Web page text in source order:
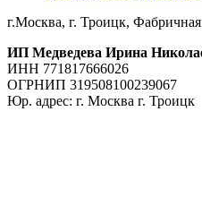
г.Москва, г. Троицк,
ИП Медведева Ирина
ИНН 771817666026
ОГРНИП 319508100239067
Юр. адрес: г. Москва г. Троицк